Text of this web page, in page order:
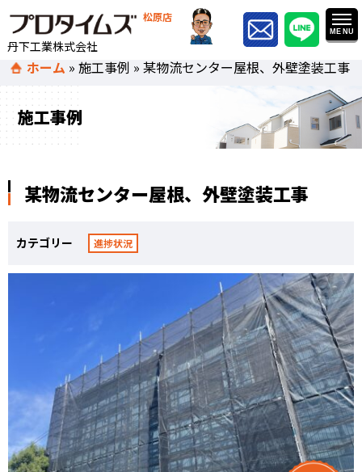
松原店
丹下工業株式会社
ホーム »施工事例 »某物流センター屋根、外壁塗装工事
施工事例
某物流センター屋根、外壁塗装工事
カテゴリー 進捗状況